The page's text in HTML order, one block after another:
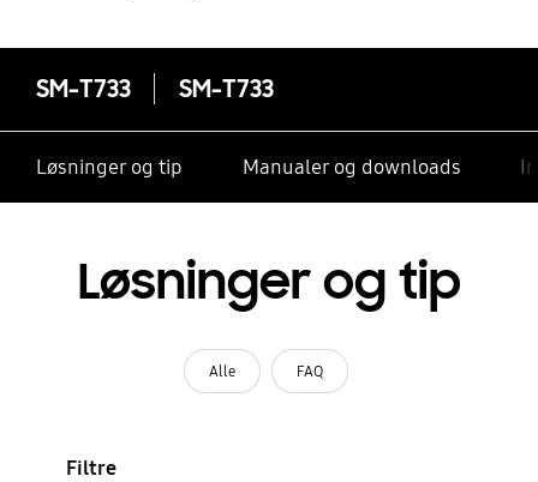
SM-T733 SM-T733
Løsninger og tip Manualer og downloads
Løsninger og tip
Alle FAQ
Filtre